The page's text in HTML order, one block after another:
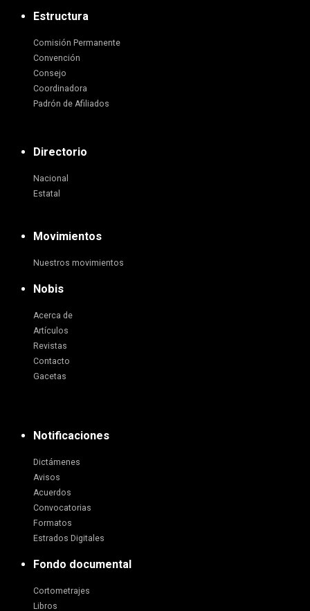
Estructura
Comisión Permanente
Convención
Consejo
Coordinadora
Padrón de Afiliados
Directorio
Nacional
Estatal
Movimientos
Nuestros movimientos
Nobis
Acerca de
Artículos
Revistas
Contacto
Gacetas
Notificaciones
Dictámenes
Avisos
Acuerdos
Convocatorias
Formatos
Estrados Digitales
Fondo documental
Cortometrajes
Libros